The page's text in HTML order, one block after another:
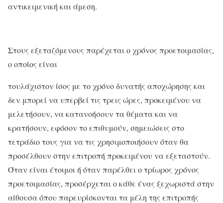
αντικειμενική και άμεση.
Στους εξεταζόμενους παρέχεται ο χρόνος προετοιμασίας,
ο οποίος είναι
τουλάχιστον ίσος με το χρόνο δυνατής αποχώρησης και
δεν μπορεί να υπερβεί τις τρεις ώρες, προκειμένου να
μελετήσουν, να κατανοήσουν τα θέματα και να
κρατήσουν, εφόσον το επιθυμούν, σημειώσεις στο
τετράδιο τους για να τις χρησιμοποιήσουν όταν θα
προσέλθουν στην επιτροπή προκειμένου να εξεταστούν.
Όταν είναι έτοιμοι ή όταν παρέλθει ο τρίωρος χρόνος
προετοιμασίας, προσέρχεται ο κάθε ένας ξεχωριστά στην
αίθουσα όπου παρευρίσκονται τα μέλη της επιτροπής